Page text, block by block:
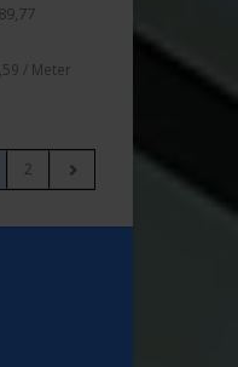
/ Meter
2